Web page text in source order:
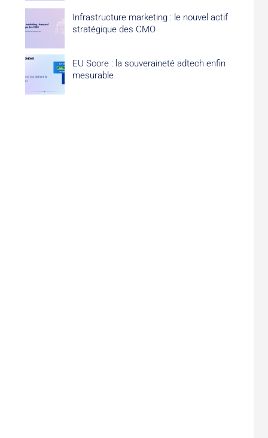
Infrastructure marketing : le nouvel actif
stratégique des CMO
EU Score : la souveraineté adtech enfin
mesurable